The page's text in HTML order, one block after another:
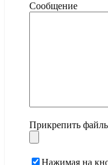
Сообщение
Прикрепить
Нажимая на